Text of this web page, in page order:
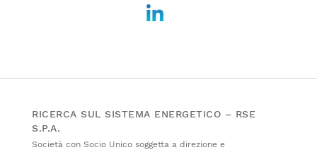
RICERCA SUL SISTEMA ENERGETICO – RSE
S.P.A.
Società con Socio Unico soggetta a direzione e